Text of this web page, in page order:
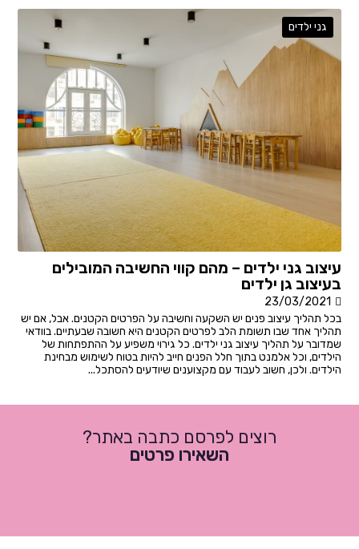
גני ילדים
עיצוב גני ילדים – מהם קווי החשיבה המובילים
בעיצוב גן ילדים
23/03/2021
בכל תהליך עיצוב פנים יש השקעה וחשיבה על הפרטים הקטנים. אבל, אם יש
תהליך אחד שבו תשומת הלב לפרטים הקטנים היא חשובה שבעתיים. בוודאי
שמדובר על תהליך עיצוב גני ילדים. כל גירוי משפיע על ההתפתחות של
הילדים, וכל אלמנט בתוך חלל הפנים חייב להיות בטוח לשימוש מבחינת
הילדים. ולכן, חשוב לעבוד עם מקצוענים שיודעים להסתכל...
רוצים לפרסם כתבה באתר?
השאירו פרטים